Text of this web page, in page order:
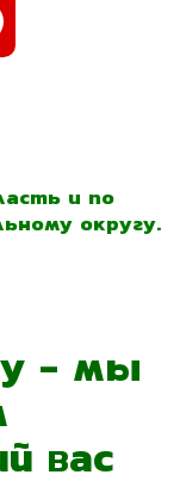
и по
округу.
- мы
вас